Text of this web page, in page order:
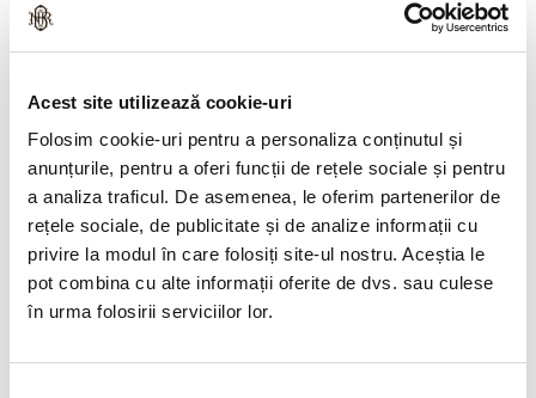
Acest site utilizează cookie-uri
Folosim cookie-uri pentru a personaliza conținutul și
anunțurile, pentru a oferi funcții de rețele sociale și pentru
a analiza traficul. De asemenea, le oferim partenerilor de
rețele sociale, de publicitate și de analize informații cu
privire la modul în care folosiți site-ul nostru. Aceștia le
pot combina cu alte informații oferite de dvs. sau culese
în urma folosirii serviciilor lor.
+
Cum ne organizăm bugetul
personal?
+
Ce trebuie să știm despre
investiții?
+ Cum ne protejăm de fraude?